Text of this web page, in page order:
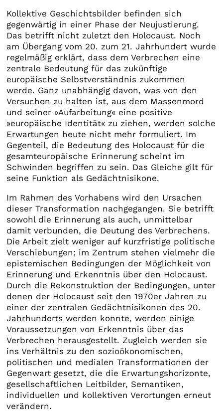
Kollektive Geschichtsbilder befinden sich
gegenwärtig in einer Phase der Neujustierung.
Das betrifft nicht zuletzt den Holocaust. Noch
am Übergang vom 20. zum 21. Jahrhundert wurde
regelmäßig erklärt, dass dem Verbrechen eine
zentrale Bedeutung für das zukünftige
europäische Selbstverständnis zukommen
werde. Ganz unabhängig davon, was von den
Versuchen zu halten ist, aus dem Massenmord
und seiner »Aufarbeitung« eine positive
»europäische Identität« zu ziehen, werden solche
Erwartungen heute nicht mehr formuliert. Im
Gegenteil, die Bedeutung des Holocaust für die
gesamteuropäische Erinnerung scheint im
Schwinden begriffen zu sein. Das Gleiche gilt für
seine Funktion als Gedächtnisikone.
Im Rahmen des Vorhabens wird den Ursachen
dieser Transformation nachgegangen. Sie betrifft
sowohl die Erinnerung als auch, unmittelbar
damit verbunden, die Deutung des Verbrechens.
Die Arbeit zielt weniger auf kurzfristige politische
Verschiebungen; im Zentrum stehen vielmehr die
epistemischen Bedingungen der Möglichkeit von
Erinnerung und Erkenntnis über den Holocaust.
Durch die Rekonstruktion der Bedingungen, unter
denen der Holocaust seit den 1970er Jahren zu
einer der zentralen Gedächtnisikonen des 20.
Jahrhunderts werden konnte, werden einige
Voraussetzungen von Erkenntnis über das
Verbrechen herausgestellt. Zugleich werden sie
ins Verhältnis zu den sozioökonomischen,
politischen und medialen Transformationen der
Gegenwart gesetzt, die die Erwartungshorizonte,
gesellschaftlichen Leitbilder, Semantiken,
individuellen und kollektiven Verortungen erneut
verändern.